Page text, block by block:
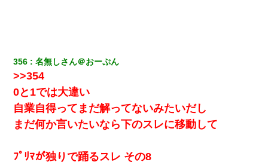
356 名無しさん＠おーぷん
>>354
0と1では大違い
自業自得ってまだ解ってないみたいだし
まだ何か言いたいなら下のスレに移動して
ﾌﾟﾘﾏが独りで踊るスレ その8